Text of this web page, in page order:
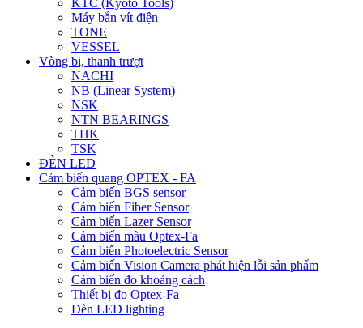
Máy bắn vít điện
TONE
VESSEL
Vòng bi, thanh trượt
NACHI
NB (Linear System)
NSK
NTN BEARINGS
THK
TSK
ĐÈN LED
Cảm biến quang OPTEX - FA
Cảm biến BGS sensor
Cảm biến Fiber Sensor
Cảm biến Lazer Sensor
Cảm biến màu Optex-Fa
Cảm biến Photoelectric Sensor
Cảm biến Vision Camera phát hiện lỗi sản phẩm
Cảm biến đo khoảng cách
Thiết bị đo Optex-Fa
Đèn LED lighting